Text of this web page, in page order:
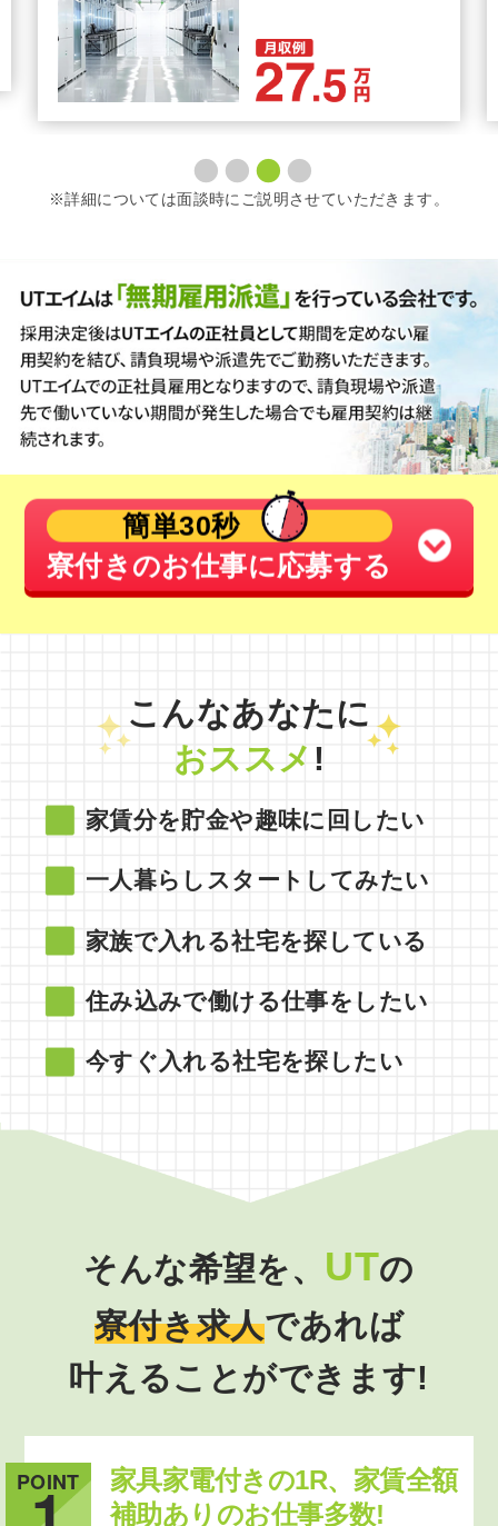
※詳細については面談時にご説明させていただきます。
簡単30秒
寮付きのお仕事に応募する
こんなあなたに
おススメ !
家賃分を貯金や趣味に回したい
一人暮らしスタートしてみたい
家族で入れる社宅を探している
住み込みで働ける仕事をしたい
今すぐ入れる社宅を探したい
そんな希望を、 UTの
寮付き求人であれば
叶えることができます!
POINT
家具家電付きの1R、家賃全額
補助ありのお仕事多数!